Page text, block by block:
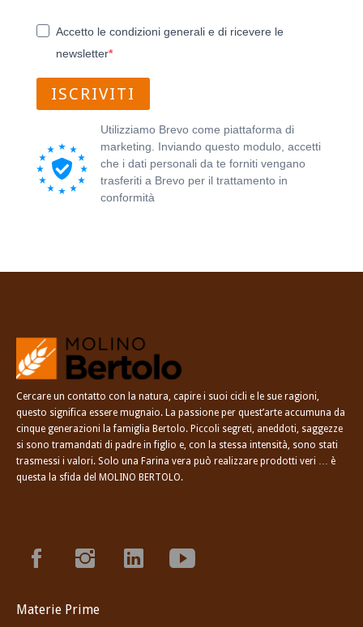
Accetto le condizioni generali e di ricevere le
newsletter
ISCRIVITI
Utilizziamo Brevo come piattaforma di
marketing. Inviando questo modulo, accetti
che i dati personali da te forniti vengano
trasferiti a Brevo per il trattamento in
conformità
Cercare un contatto con la natura, capire i suoi cicli e le sue ragioni,
questo significa essere mugnaio. La passione per quest’arte accumuna da
cinque generazioni la famiglia Bertolo. Piccoli segreti, aneddoti, saggezze
si sono tramandati di padre in figlio e, con la stessa intensità, sono stati
trasmessi i valori. Solo una Farina vera può realizzare prodotti veri … è
questa la sfida del MOLINO BERTOLO.
Materie Prime